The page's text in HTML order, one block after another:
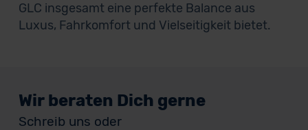
GLC insgesamt eine perfekte Balance aus
Luxus, Fahrkomfort und Vielseitigkeit bietet.
Wir beraten Dich gerne
Schreib uns oder